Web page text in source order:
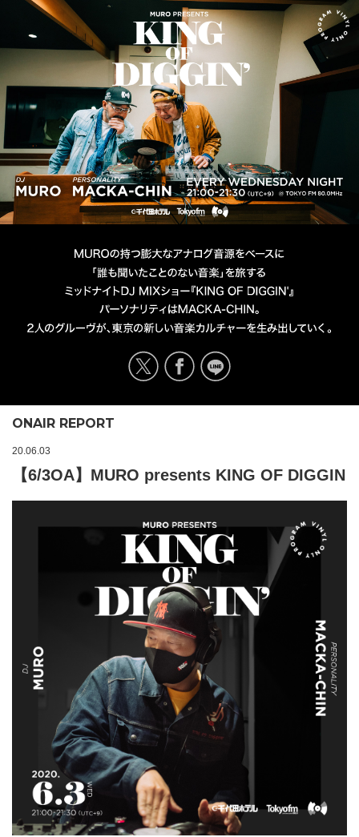
TOKYO FM
MURO presents KING OF
DJ MURO PERSONALITY MACKA-CHIN
ONAIR REPORT
20.06.03
【6/3OA】MURO presents KING OF DIGGIN